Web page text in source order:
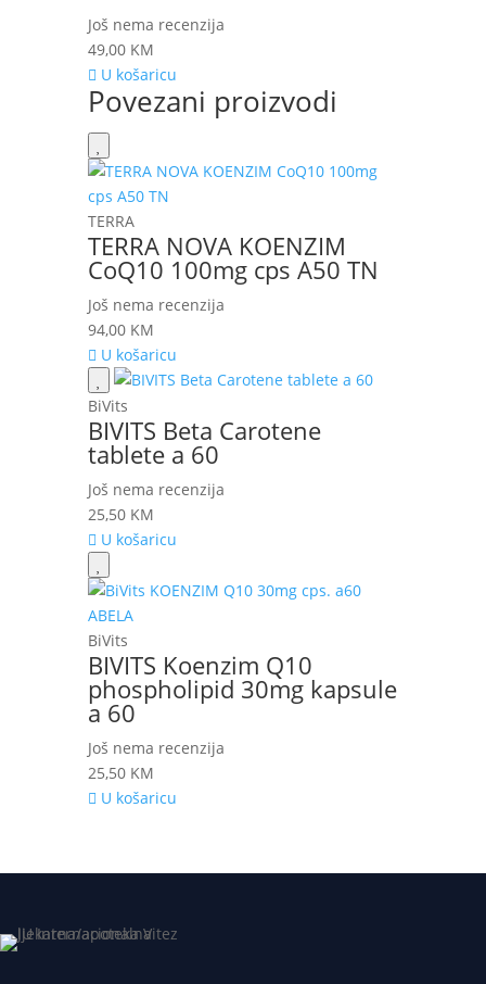
Još nema recenzija
49,00 KM
U košaricu
Povezani proizvodi
TERRA
TERRA NOVA KOENZIM
CoQ10 100mg cps A50 TN
Još nema recenzija
94,00 KM
U košaricu
BiVits
BIVITS Beta Carotene
tablete a 60
Još nema recenzija
25,50 KM
U košaricu
BiVits
BIVITS Koenzim Q10
phospholipid 30mg kapsule
a 60
Još nema recenzija
25,50 KM
U košaricu